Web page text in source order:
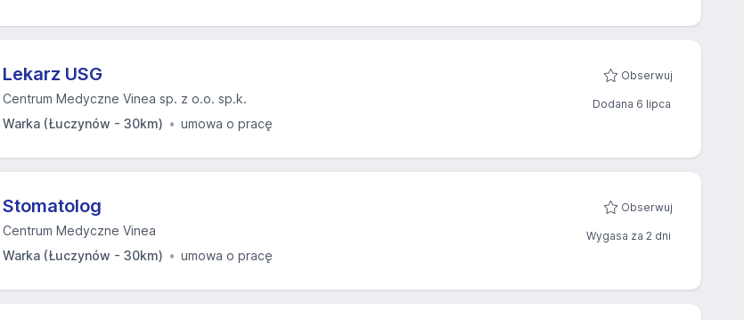
Lekarz USG
Centrum Medyczne Vinea sp. z o.o. sp.k.
Warka (Łuczynów - 30km)
umowa o pracę
Obserwuj
Dodana 6 lipca
Stomatolog
Centrum Medyczne Vinea
Warka (Łuczynów - 30km)
umowa o pracę
Obserwuj
Wygasa za 2 dni